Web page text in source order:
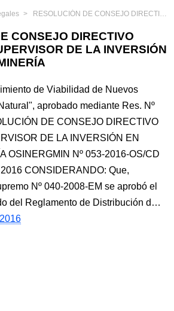
RESOLUCIÓN DE CONSEJO DIRECTIVO ORGANISMO SUPERVISOR DE LA INVERSIÓN EN ENERGÍA Y MINERÍA
CONSEJO DIRECTIVO
DE LA INVERSIÓN
de Viabilidad de Nuevos
aprobado mediante Res. Nº
DE CONSEJO DIRECTIVO
DE LA INVERSIÓN EN
OSINERGMIN Nº 053-2016-OS/CD
CONSIDERANDO: Que,
Nº 040-2008-EM se aprobó el
del Reglamento de Distribución d…